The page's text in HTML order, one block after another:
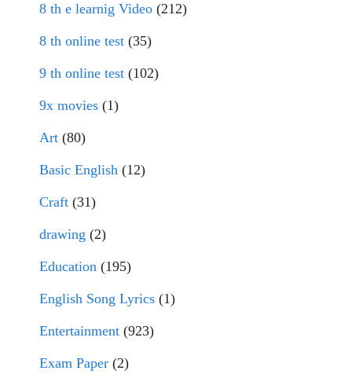
8 th e learnig Video (212)
8 th online test (35)
9 th online test (102)
9x movies (1)
Art (80)
Basic English (12)
Craft (31)
drawing (2)
Education (195)
English Song Lyrics (1)
Entertainment (923)
Exam Paper (2)